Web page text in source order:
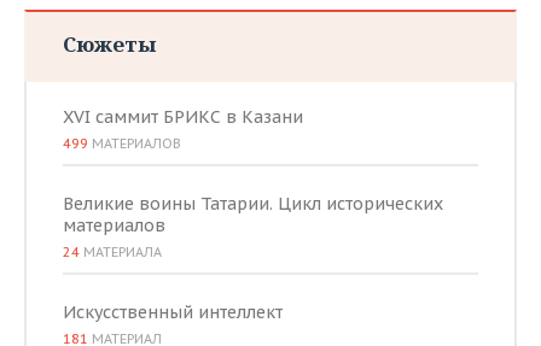
Сюжеты
XVI саммит БРИКС в Казани
499 МАТЕРИАЛОВ
Великие воины Татарии. Цикл исторических
материалов
24 МАТЕРИАЛА
Искусственный интеллект
181 МАТЕРИАЛ